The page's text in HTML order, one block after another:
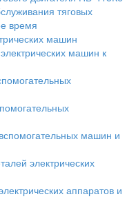
тяговых
время
машин
машин к
машин и
электрических
аппаратов и